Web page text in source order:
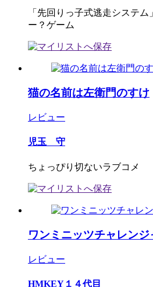
「先回りっ子式逃走システ
ー？ゲーム
猫の名前は左衛門のすけ
レビュー
児玉 守
ちょっぴり切ないラブコメ
ワンミニッツチャレンジ
レビュー
HMKEY１４代目